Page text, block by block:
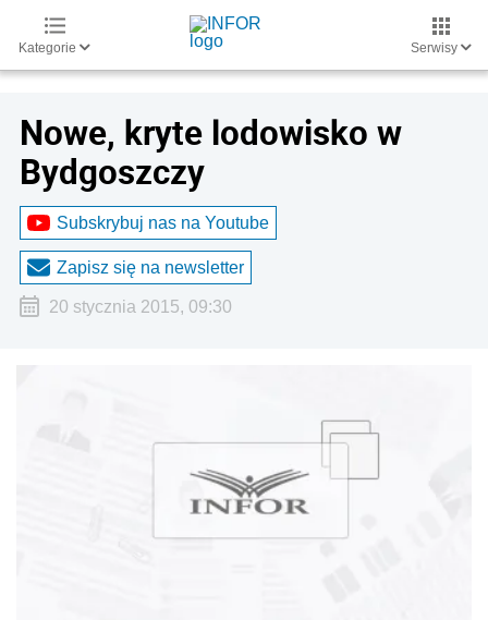
Kategorie Serwisy
Nowe, kryte lodowisko w
Bydgoszczy
Subskrybuj nas na Youtube
Zapisz się na newsletter
20 stycznia 2015, 09:30